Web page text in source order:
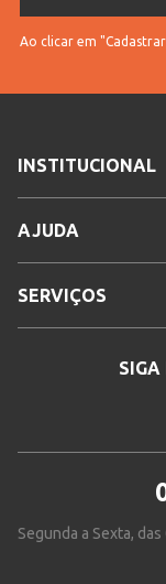
Ao clicar em
INSTITUCIONAL
AJUDA
SERVIÇOS
SIGA
Segunda a Sexta,